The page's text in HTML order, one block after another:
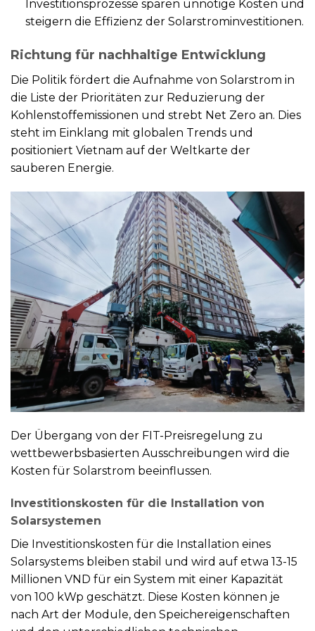
Investitionsprozesse sparen unnötige Kosten und
steigern die Effizienz der Solarstrominvestitionen.
Richtung für nachhaltige Entwicklung
Die Politik fördert die Aufnahme von Solarstrom in
die Liste der Prioritäten zur Reduzierung der
Kohlenstoffemissionen und strebt Net Zero an. Dies
steht im Einklang mit globalen Trends und
positioniert Vietnam auf der Weltkarte der
sauberen Energie.
Der Übergang von der FIT-Preisregelung zu
wettbewerbsbasierten Ausschreibungen wird die
Kosten für Solarstrom beeinflussen.
Investitionskosten für die Installation von
Solarsystemen
Die Investitionskosten für die Installation eines
Solarsystems bleiben stabil und wird auf etwa 13-15
Millionen VND für ein System mit einer Kapazität
von 100 kWp geschätzt. Diese Kosten können je
nach Art der Module, den Speichereigenschaften